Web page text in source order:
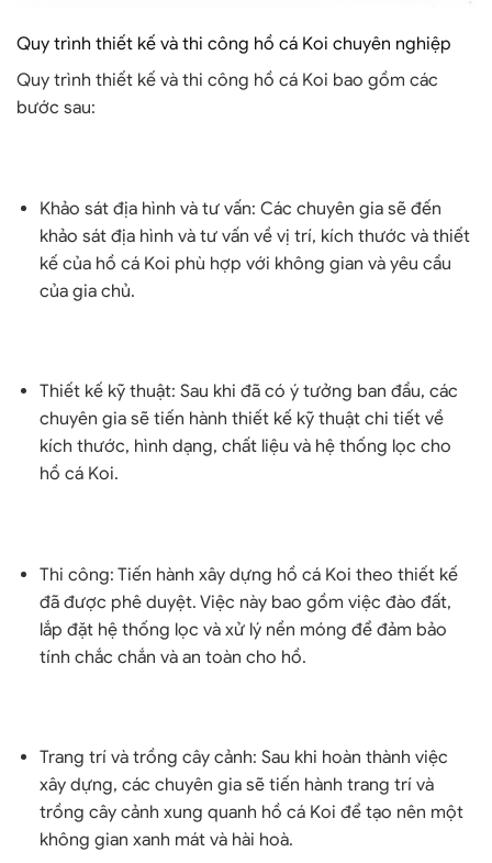
Quy trình thiết kế và thi công hồ cá Koi chuyên nghiệp
Quy trình thiết kế và thi công hồ cá Koi bao gồm các
bước sau:
Khảo sát địa hình và tư vấn: Các chuyên gia sẽ đến
khảo sát địa hình và tư vấn về vị trí, kích thước và thiết
kế của hồ cá Koi phù hợp với không gian và yêu cầu
của gia chủ.
Thiết kế kỹ thuật: Sau khi đã có ý tưởng ban đầu, các
chuyên gia sẽ tiến hành thiết kế kỹ thuật chi tiết về
kích thước, hình dạng, chất liệu và hệ thống lọc cho
hồ cá Koi.
Thi công: Tiến hành xây dựng hồ cá Koi theo thiết kế
đã được phê duyệt. Việc này bao gồm việc đào đất,
lắp đặt hệ thống lọc và xử lý nền móng để đảm bảo
tính chắc chắn và an toàn cho hồ.
Trang trí và trồng cây cảnh: Sau khi hoàn thành việc
xây dựng, các chuyên gia sẽ tiến hành trang trí và
trồng cây cảnh xung quanh hồ cá Koi để tạo nên một
không gian xanh mát và hài hoà.